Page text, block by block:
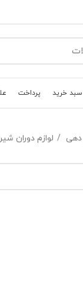
سبد خرید پرداخت
دهی لوازم دوران